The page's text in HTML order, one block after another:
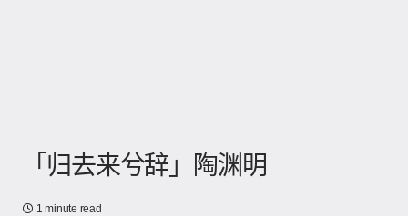
「归去来兮辞」陶渊明
1 minute read